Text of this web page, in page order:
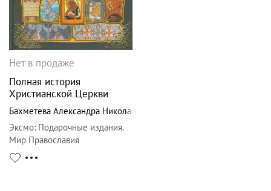
Нет в продаже
Полная история
Христианской Церкви
Бахметева Александра Николаевна
Эксмо: Подарочные издания.
Мир Православия